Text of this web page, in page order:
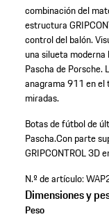
combinación del
estructura
control del balón.
una silueta
Pascha de Porsche.
anagrama 911 en el
miradas.
Botas de fútbol de
Pascha.Con parte
GRIPCONTROL 3D
N.º de artículo:
Dimensiones y
Peso